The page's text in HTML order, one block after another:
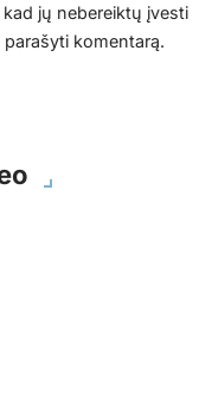
jų nebereiktų įvesti
komentarą.